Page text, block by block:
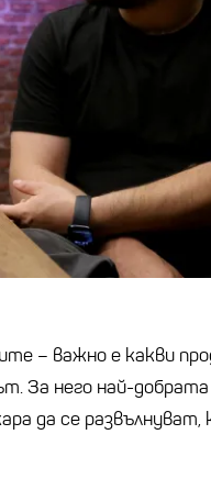
– важно е какви
За него най-добрата
да се развълнуват,